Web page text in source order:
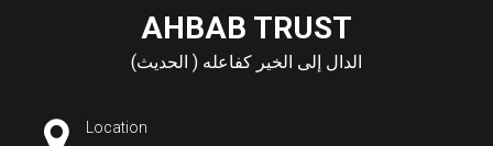
AHBAB TRUST
الدال إلى الخير كفاعله ( الحديث)
Location